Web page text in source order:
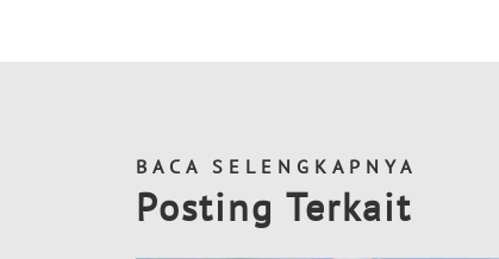
BACA SELENGKAPNYA
Posting Terkait